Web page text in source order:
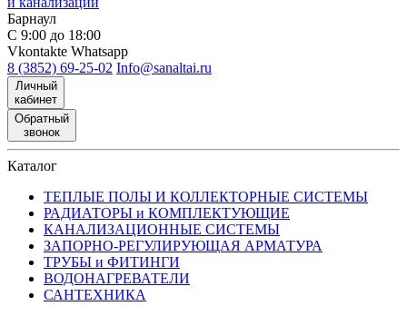
Барнаул
С 9:00 до 18:00
Vkontakte Whatsapp
8 (3852) 69-25-02 Info@sanaltai.ru
Личный
кабинет
Обратный
звонок
Каталог
ТЕПЛЫЕ ПОЛЫ И КОЛЛЕКТОРНЫЕ СИСТЕМЫ
РАДИАТОРЫ и КОМПЛЕКТУЮЩИЕ
КАНАЛИЗАЦИОННЫЕ СИСТЕМЫ
ЗАПОРНО-РЕГУЛИРУЮЩАЯ АРМАТУРА
ТРУБЫ и ФИТИНГИ
ВОДОНАГРЕВАТЕЛИ
САНТЕХНИКА